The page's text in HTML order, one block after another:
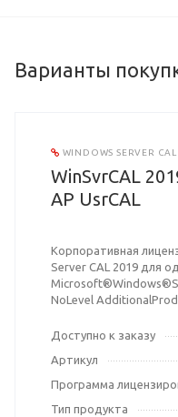
Варианты
WINDOWS SERVER CAL
WinSvrCAL
AP UsrCAL
Корпоративная
Server CAL 2019 для
NoLevel
Доступно к заказу
Артикул
Программа
Тип продукта